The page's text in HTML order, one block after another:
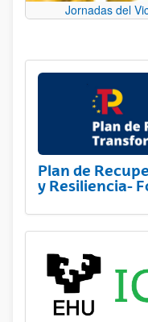
Jornadas del
Plan de
y Resiliencia-